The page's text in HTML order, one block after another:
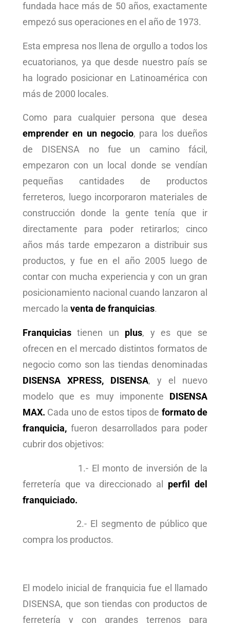
fundada hace más de 50 años, exactamente
empezó sus operaciones en el año de 1973.
Esta empresa nos llena de orgullo a todos los
ecuatorianos, ya que desde nuestro país se
ha logrado posicionar en Latinoamérica con
más de 2000 locales.
Como para cualquier persona que desea
emprender en un negocio, para los dueños
de DISENSA no fue un camino fácil,
empezaron con un local donde se vendían
pequeñas cantidades de productos
ferreteros, luego incorporaron materiales de
construcción donde la gente tenía que ir
directamente para poder retirarlos; cinco
años más tarde empezaron a distribuir sus
productos, y fue en el año 2005 luego de
contar con mucha experiencia y con un gran
posicionamiento nacional cuando lanzaron al
mercado la venta de franquicias.
Franquiciastienen un plus, y es que se
ofrecen en el mercado distintos formatos de
negocio como son las tiendas denominadas
DISENSA XPRESS, DISENSA, y el nuevo
modelo que es muy imponente DISENSA
MAX. Cada uno de estos tipos de formato de
franquicia,fueron desarrollados para poder
cubrir dos objetivos:
1.- El monto de inversión de la
ferretería que va direccionado al perfil del
franquiciado.
2.- El segmento de público que
compra los productos.
El modelo inicial de franquicia fue el llamado
DISENSA, que son tiendas con productos de
ferretería y con grandes terrenos para